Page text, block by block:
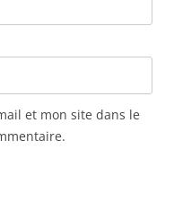
et mon site dans le